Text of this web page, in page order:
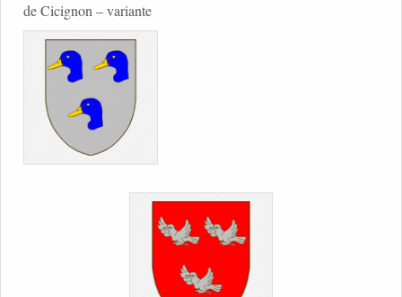
de Cicignon – variante